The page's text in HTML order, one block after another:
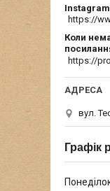
Instagram
https://
Коли
https://
вул.
Графік